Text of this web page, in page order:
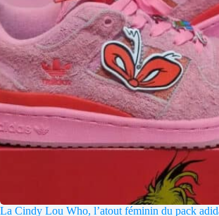
La Cindy Lou Who, l’atout féminin du pack